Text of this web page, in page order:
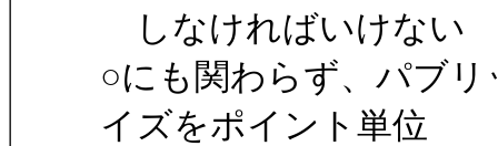
しなければいけない
○にも関わらず、パブ
イズをポイント単位